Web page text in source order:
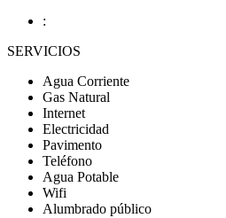
:
SERVICIOS
Agua Corriente
Gas Natural
Internet
Electricidad
Pavimento
Teléfono
Agua Potable
Wifi
Alumbrado público